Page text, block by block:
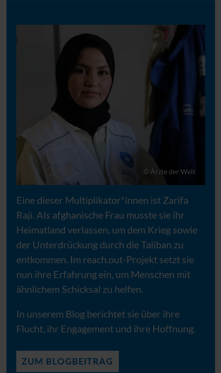
© Ärzte der Welt
Eine dieser Multiplikator*innen ist Zarifa
Raji. Als afghanische Frau musste sie ihr
Heimatland verlassen, um dem Krieg sowie
der Unterdrückung durch die Taliban zu
entkommen. Im reach.out-Projekt setzt sie
nun ihre Erfahrung ein, um Menschen mit
ähnlichem Schicksal zu helfen.
In unserem Blog berichtet sie über ihre
Flucht, ihr Engagement und ihre Hoffnung.
ZUM BLOGBEITRAG